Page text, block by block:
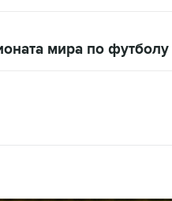
мира по футболу